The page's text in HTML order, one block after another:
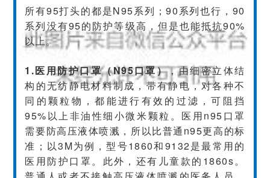
所有95打头的都是N95系列；90系列也行，90
系列没有95的防护等级高，但是也能抵抗90%
以上。
1.医用防护口罩（N95口罩），由细密立体结
构的无纺静电材料制成，带有静电，对各种不
同的颗粒物，都能进行有效的过滤，可阻挡
95%以上非油性细小微米颗粒。医用n95口罩
需要防高压液体喷溅，所以比普通n95更高的标
准；以3M为例，型号1860和9132是最常用的
医用防护口罩。此外，还有儿童款的1860s。